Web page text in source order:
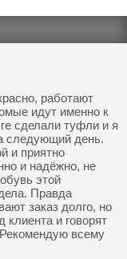
работают
идут именно к
сделали туфли и я
следующий день.
и приятно
и надёжно, не
этой
Правда
заказ долго, но
клиента и говорят
всему